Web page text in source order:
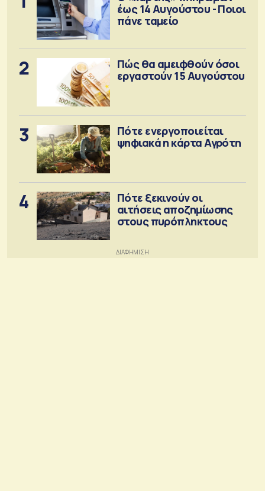
έως 14 Αυγούστου - Ποιοι
πάνε ταμείο
2
Πώς θα αμειφθούν όσοι
εργαστούν 15 Αυγούστου
3
Πότε ενεργοποιείται
ψηφιακά η κάρτα Αγρότη
4
Πότε ξεκινούν οι
αιτήσεις αποζημίωσης
στους πυρόπληκτους